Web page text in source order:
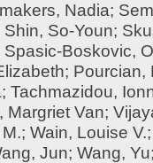
Nadia;
Shin, So-Youn;
Spasic-Boskovic,
; Pourcian,
; Tachmazidou,
Margriet Van;
; Wain, Louise V.
Jun; Wang, Yu